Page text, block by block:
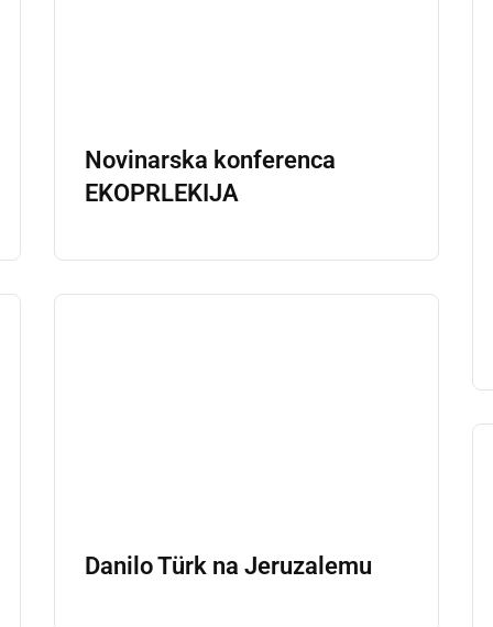
Novinarska konferenca
EKOPRLEKIJA
Danilo Türk na Jeruzalemu